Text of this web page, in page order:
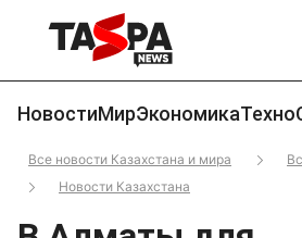
НовостиМирЭкономикаТехно
Все новости Казахстана и мира
Новости Казахстана